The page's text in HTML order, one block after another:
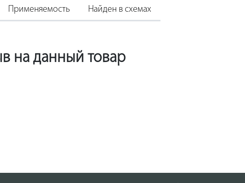
Применяемость Найден в схемах
на данный товар